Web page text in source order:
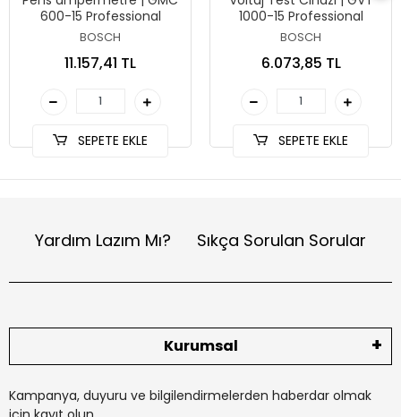
600-15 Professional
BOSCH
11.157,41 TL
SEPETE EKLE
1000-15 Professional
BOSCH
6.073,85 TL
SEPETE EKLE
Yardım Lazım Mı? Sıkça Sorulan Sorular
Kurumsal
Kampanya, duyuru ve bilgilendirmelerden haberdar olmak